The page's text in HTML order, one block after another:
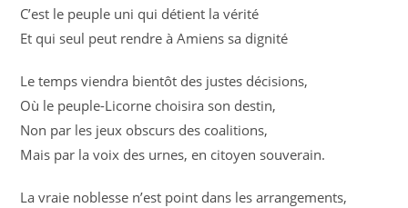
C’est le peuple uni qui détient la vérité
Et qui seul peut rendre à Amiens sa dignité
Le temps viendra bientôt des justes décisions,
Où le peuple-Licorne choisira son destin,
Non par les jeux obscurs des coalitions,
Mais par la voix des urnes, en citoyen souverain.
La vraie noblesse n’est point dans les arrangements,